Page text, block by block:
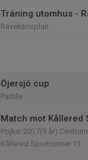
Träning utomhus -
Rävekärrsplan
Öjersjö cup
Partille
Match mot Kållered
Pojkar 2017(9 år)
Kållered Sportcenter 11